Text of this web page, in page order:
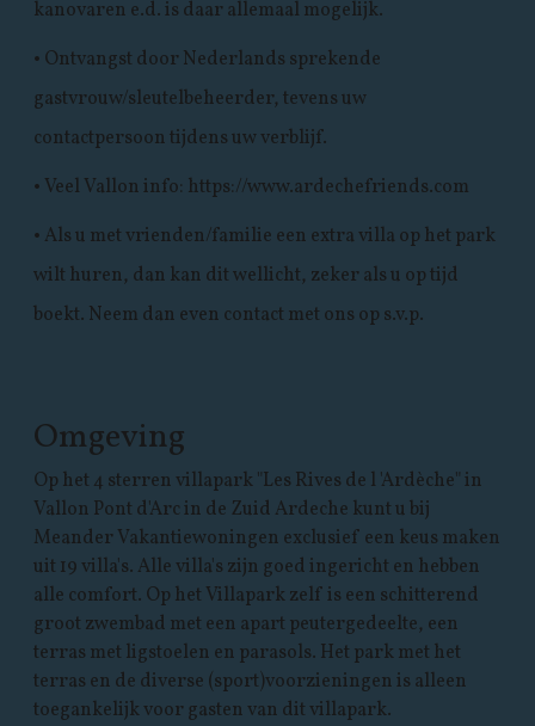
kanovaren e.d. is daar allemaal mogelijk.
• Ontvangst door Nederlands sprekende
gastvrouw/sleutelbeheerder, tevens uw
contactpersoon tijdens uw verblijf.
• Veel Vallon info: https://www.ardechefriends.com
• Als u met vrienden/familie een extra villa op het park
wilt huren, dan kan dit wellicht, zeker als u op tijd
boekt. Neem dan even contact met ons op s.v.p.
Omgeving
Op het 4 sterren villapark "Les Rives de l 'Ardèche" in
Vallon Pont d'Arc in de Zuid Ardeche kunt u bij
Meander Vakantiewoningen exclusief een keus maken
uit 19 villa's. Alle villa's zijn goed ingericht en hebben
alle comfort. Op het Villapark zelf is een schitterend
groot zwembad met een apart peutergedeelte, een
terras met ligstoelen en parasols. Het park met het
terras en de diverse (sport)voorzieningen is alleen
toegankelijk voor gasten van dit villapark.